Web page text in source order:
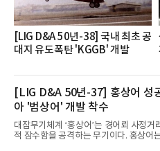
[LIG D&A 50년-38] 국내 최초 공
대지 유도폭탄 'KGGB' 개발
[LIG D&A 50년-37] 홍상어 성
아 '범상어' 개발 착수
대잠무기체계 ‘홍상어’는 경어뢰 사정거
적 잠수함을 공격하는 무기이다. 홍상어